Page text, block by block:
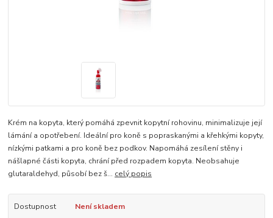
Krém na kopyta, který pomáhá zpevnit kopytní rohovinu, minimalizuje její
lámání a opotřebení. Ideální pro koně s popraskanými a křehkými kopyty,
nízkými patkami a pro koně bez podkov. Napomáhá zesílení stěny i
nášlapné části kopyta, chrání před rozpadem kopyta. Neobsahuje
glutaraldehyd, působí bez š... celý popis
Dostupnost
Není skladem